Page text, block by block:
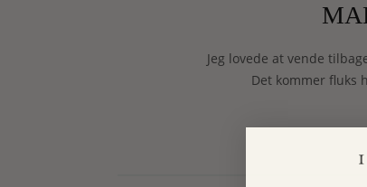
Jeg lovede at vende
Det kommer fluks